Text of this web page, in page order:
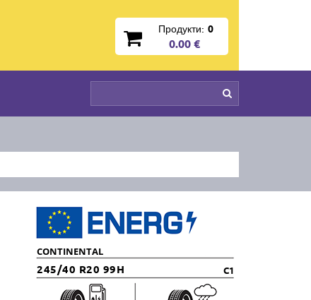
Продукти: 0
0.00 €
CONTINENTAL
245/40 R20 99H C1